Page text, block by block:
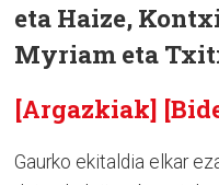
eta Haize,
Myriam eta
[Argazkiak]
Gaurko ekitaldia elkar